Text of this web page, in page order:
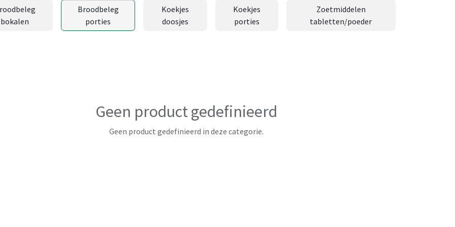
bokalen
Broodbeleg
porties
Koekjes
doosjes
Koekjes
porties
Zoetmiddelen
tabletten/poeder
Geen product gedefinieerd
Geen product gedefinieerd in deze categorie.